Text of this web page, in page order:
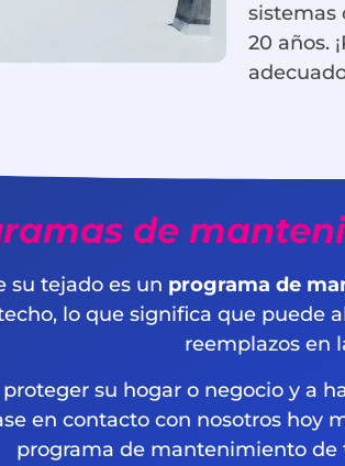
sistemas
20 años.
de
su tejado es un programa de
lo que significa que puede
reemplazos en
su hogar o negocio y a
en contacto con nosotros hoy
programa de mantenimiento de